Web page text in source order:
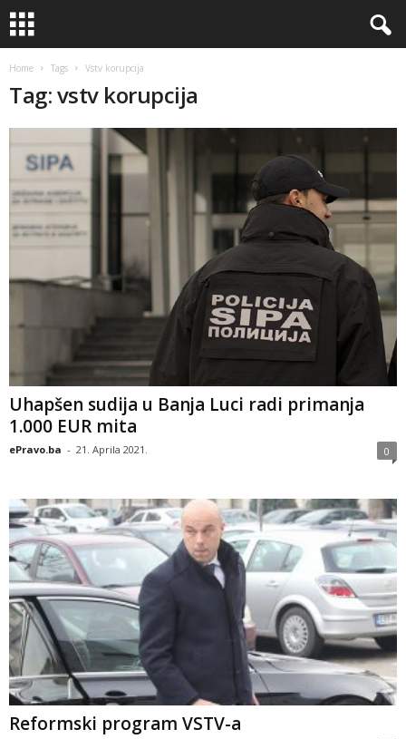
Home Tags Vstv korupcija
Tag: vstv korupcija
Uhapšen sudija u Banja Luci radi primanja
1.000 EUR mita
ePravo.ba - 21. Aprila 2021. 0
Reformski program VSTV-a